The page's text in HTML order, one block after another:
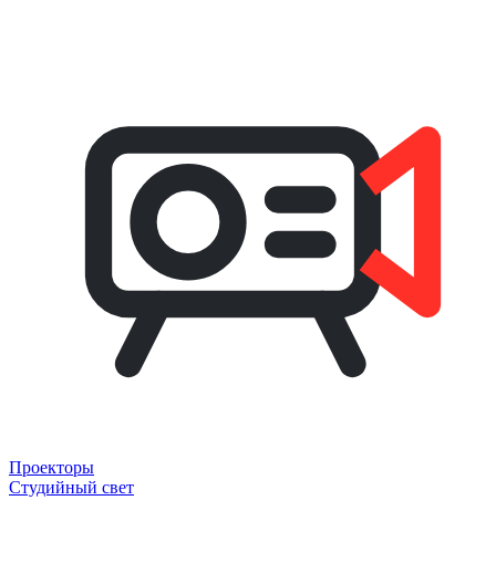
Проекторы
Студийный свет